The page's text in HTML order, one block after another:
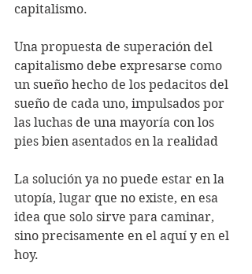
capitalismo.
Una propuesta de superación del
capitalismo debe expresarse como
un sueño hecho de los pedacitos del
sueño de cada uno, impulsados por
las luchas de una mayoría con los
pies bien asentados en la realidad
La solución ya no puede estar en la
utopía, lugar que no existe, en esa
idea que solo sirve para caminar,
sino precisamente en el aquí y en el
hoy.